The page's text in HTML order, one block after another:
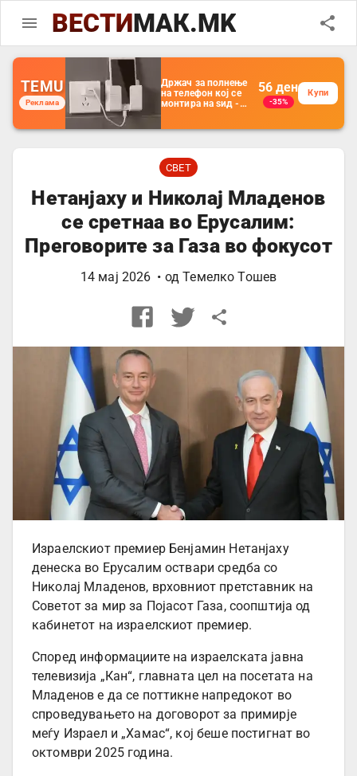
ВЕСТИМАК.MK
TEMU
Реклама
Држач за полнење
на телефон кој се
монтира на ѕид -
организатор за
далечински
управувач
56 ден
-35%
Купи
СВЕТ
Нетанјаху и Николај Младенов
се сретнаа во Ерусалим:
Преговорите за Газа во фокусот
14 мај 2026 • одТемелко Тошев
Израелскиот премиер Бенјамин Нетанјаху
денеска во Ерусалим оствари средба со
Николај Младенов, врховниот претставник на
Советот за мир за Појасот Газа, соопштија од
кабинетот на израелскиот премиер.
Според информациите на израелската јавна
телевизија „Кан“, главната цел на посетата на
Младенов е да се поттикне напредокот во
спроведувањето на договорот за примирје
меѓу Израел и „Хамас“, кој беше постигнат во
октомври 2025 година.